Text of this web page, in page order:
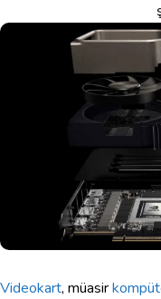
Videokart, müasir